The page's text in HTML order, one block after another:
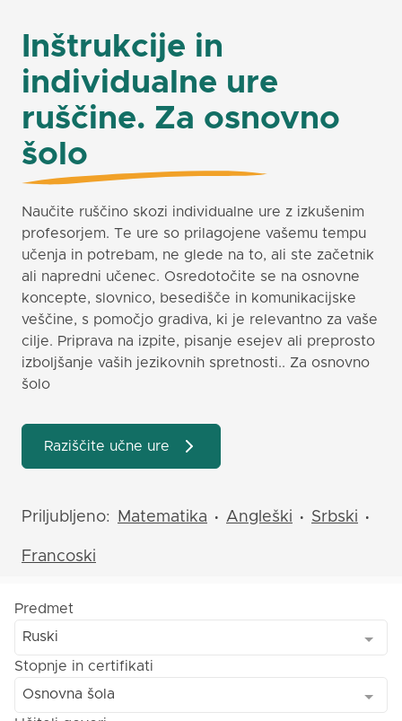
Inštrukcije in
individualne ure
ruščine. Za osnovno
šolo
Naučite ruščino skozi individualne ure z izkušenim
profesorjem. Te ure so prilagojene vašemu tempu
učenja in potrebam, ne glede na to, ali ste začetnik
ali napredni učenec. Osredotočite se na osnovne
koncepte, slovnico, besedišče in komunikacijske
veščine, s pomočjo gradiva, ki je relevantno za vaše
cilje. Priprava na izpite, pisanje esejev ali preprosto
izboljšanje vaših jezikovnih spretnosti.. Za osnovno
šolo
Raziščite učne ure
Priljubljeno: Matematika • Angleški • Srbski •
Francoski
Predmet
Ruski
Stopnje in certifikati
Osnovna šola